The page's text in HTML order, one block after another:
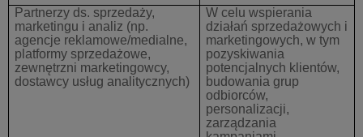
Partnerzy ds. sprzedaży,
marketingu i analiz (np.
agencje reklamowe/medialne,
platformy sprzedażowe,
zewnętrzni marketingowcy,
dostawcy usług analitycznych)
W celu wspierania
działań sprzedażowych i
marketingowych, w tym
pozyskiwania
potencjalnych klientów,
budowania grup
odbiorców,
personalizacji,
zarządzania